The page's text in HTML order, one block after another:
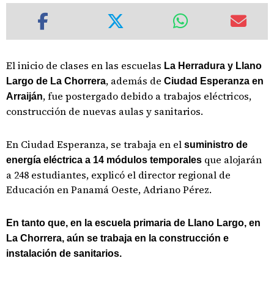
El inicio de clases en las escuelas La Herradura y Llano
Largo de La Chorrera, además de Ciudad Esperanza en
Arraiján, fue postergado debido a trabajos eléctricos,
construcción de nuevas aulas y sanitarios.
En Ciudad Esperanza, se trabaja en el suministro de
energía eléctrica a 14 módulos temporales que alojarán
a 248 estudiantes, explicó el director regional de
Educación en Panamá Oeste, Adriano Pérez.
En tanto que, en la escuela primaria de Llano Largo, en
La Chorrera, aún se trabaja en la construcción e
instalación de sanitarios.